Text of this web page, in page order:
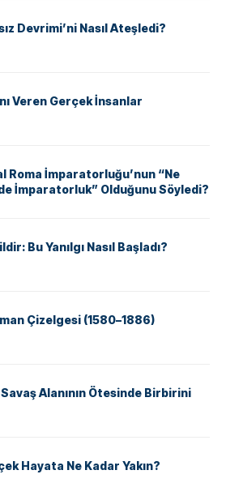
Devrimi’ni Nasıl Ateşledi?
Veren Gerçek İnsanlar
Roma İmparatorluğu’nun “Ne
de İmparatorluk” Olduğunu Söyledi?
Bu Yanılgı Nasıl Başladı?
Çizelgesi (1580–1886)
Alanının Ötesinde Birbirini
Hayata Ne Kadar Yakın?